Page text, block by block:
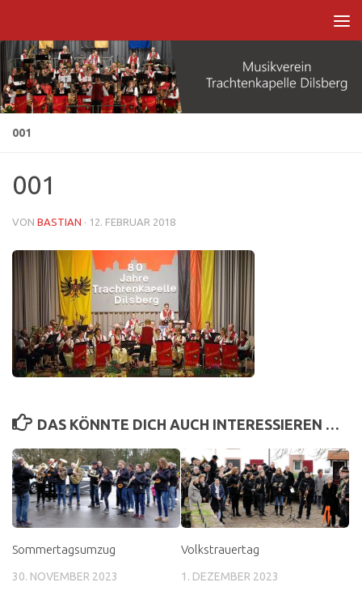
001
001
VON BASTIAN · 12. FEBRUAR 2018
DAS KÖNNTE DICH AUCH INTERESSIEREN …
Sommertagsumzug
30. NOVEMBER 2023
Volkstrauertag
1. DEZEMBER 2023